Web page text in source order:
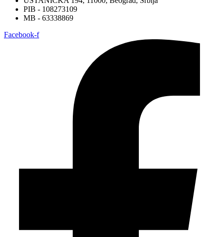
PIB - 108273109
MB - 63338869
Facebook-f